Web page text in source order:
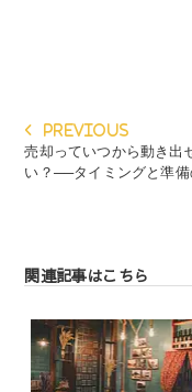
投
稿
ナ
ビ
ン
Previous
post:
売却っていつから動き出
い？──タイミングと準備
関連記事はこちら